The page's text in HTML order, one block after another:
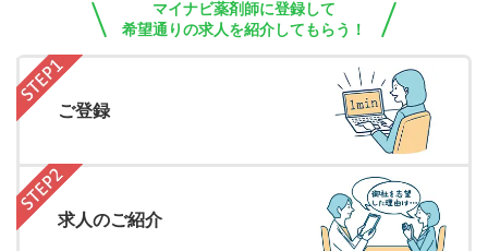
マイナビ薬剤師に登録して
希望通りの求人を紹介してもらう！
ご登録
求人のご紹介